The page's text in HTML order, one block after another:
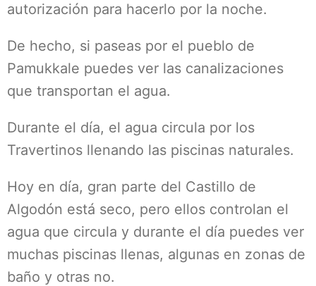
autorización para hacerlo por la noche.
De hecho, si paseas por el pueblo de
Pamukkale puedes ver las canalizaciones
que transportan el agua.
Durante el día, el agua circula por los
Travertinos llenando las piscinas naturales.
Hoy en día, gran parte del Castillo de
Algodón está seco, pero ellos controlan el
agua que circula y durante el día puedes ver
muchas piscinas llenas, algunas en zonas de
baño y otras no.